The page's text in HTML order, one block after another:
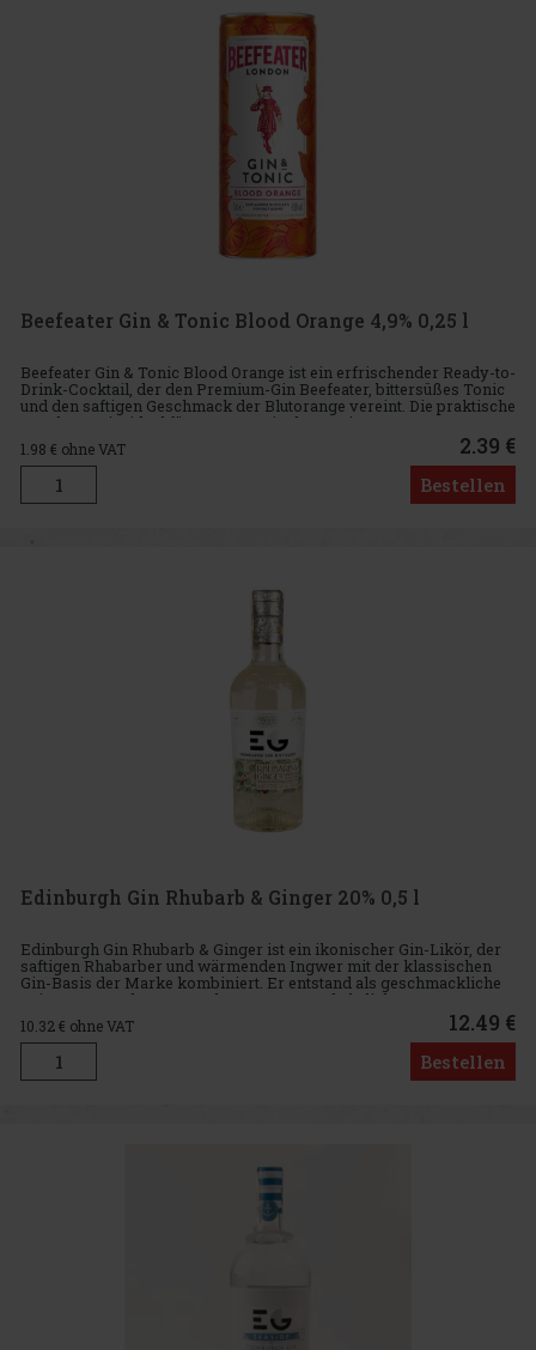
Beefeater Gin & Tonic Blood Orange 4,9% 0,25 l
Beefeater Gin & Tonic Blood Orange ist ein erfrischender Ready-to-
Drink-Cocktail, der den Premium-Gin Beefeater, bittersüßes Tonic
und den saftigen Geschmack der Blutorange vereint. Die praktische
0,25-l-Dose ist ideal für Momente, in denen Sie e
1.98 € ohne VAT 2.39 €
Bestellen
Edinburgh Gin Rhubarb & Ginger 20% 0,5 l
Edinburgh Gin Rhubarb & Ginger ist ein ikonischer Gin-Likör, der
saftigen Rhabarber und wärmenden Ingwer mit der klassischen
Gin-Basis der Marke kombiniert. Er entstand als geschmackliche
Erinnerung an hausgemachte Desserts und ehrliche Zutaten u
10.32€ ohne VAT 12.49 €
Bestellen